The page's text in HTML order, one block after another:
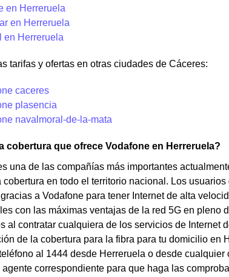
en Herreruela
en Herreruela
en Herreruela
tarifas y ofertas en otras ciudades de Cáceres:
caceres
plasencia
navalmoral-de-la-mata
cobertura que ofrece Vodafone en Herreruela?
una de las compañías más importantes
cobertura en todo el territorio nacional. Los
a Vodafone para tener Internet de alta
con las máximas ventajas de la red 5G en pleno
al contratar cualquiera de los servicios de Internet
de la cobertura para la fibra para tu domicilio en
al 1444 desde Herreruela o desde
correspondiente para que haga las